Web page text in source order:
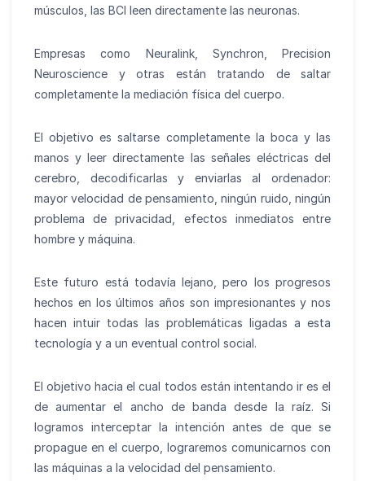
músculos, las BCI leen directamente las neuronas.
Empresas como Neuralink, Synchron, Precision
Neuroscience y otras están tratando de saltar
completamente la mediación física del cuerpo.
El objetivo es saltarse completamente la boca y las
manos y leer directamente las señales eléctricas del
cerebro, decodificarlas y enviarlas al ordenador:
mayor velocidad de pensamiento, ningún ruido, ningún
problema de privacidad, efectos inmediatos entre
hombre y máquina.
Este futuro está todavía lejano, pero los progresos
hechos en los últimos años son impresionantes y nos
hacen intuir todas las problemáticas ligadas a esta
tecnología y a un eventual control social.
El objetivo hacia el cual todos están intentando ir es el
de aumentar el ancho de banda desde la raíz. Si
logramos interceptar la intención antes de que se
propague en el cuerpo, lograremos comunicarnos con
las máquinas a la velocidad del pensamiento.